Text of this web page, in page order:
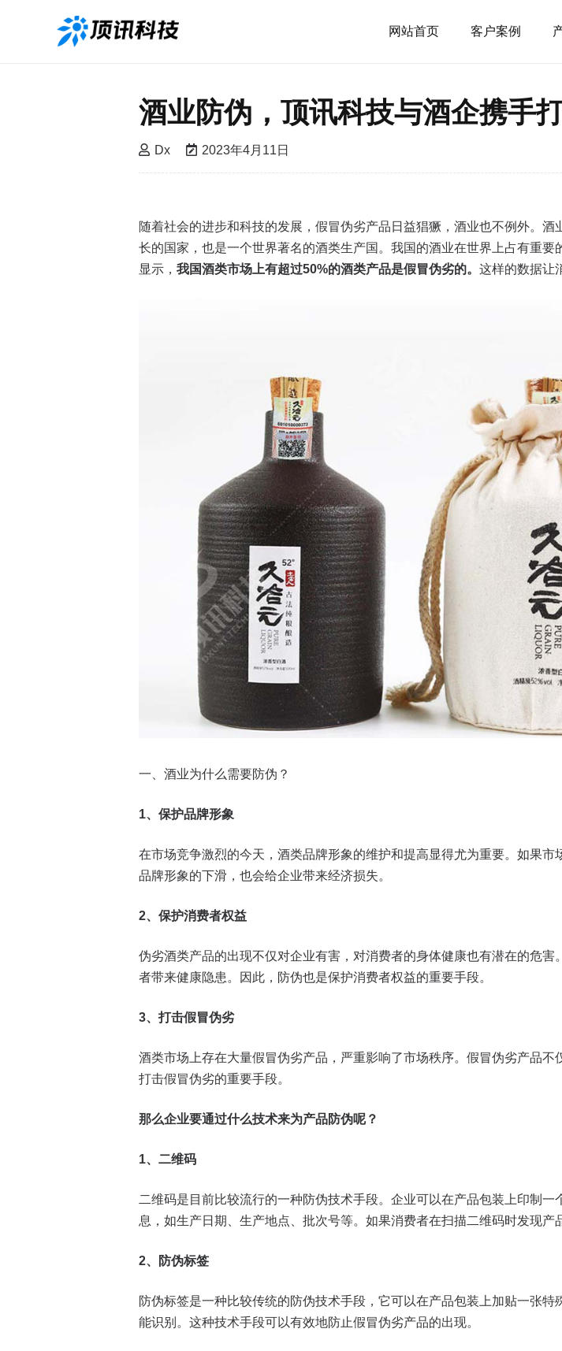
网站首页 客户案例
酒业防伪，顶讯科技与酒企携手
Dx 2023年4月11日
随着社会的进步和科技的发展，假冒伪劣产品日益猖獗，酒业也不例外。
长的国家，也是一个世界著名的酒类生产国。我国的酒业在世界上占有重
显示， 我国酒类市场上有超过50%的酒类产品是假冒伪劣的。 这样的数据让
一、酒业为什么需要防伪？
1、保护品牌形象
在市场竞争激烈的今天，酒类品牌形象的维护和提高显得尤为重要。如果
品牌形象的下滑，也会给企业带来经济损失。
2、保护消费者权益
伪劣酒类产品的出现不仅对企业有害，对消费者的身体健康也有潜在的危
者带来健康隐患。因此，防伪也是保护消费者权益的重要手段。
3、打击假冒伪劣
酒类市场上存在大量假冒伪劣产品，严重影响了市场秩序。假冒伪劣产品
打击假冒伪劣的重要手段。
那么企业要通过什么技术来为产品防伪呢？
1、二维码
二维码是目前比较流行的一种防伪技术手段。企业可以在产品包装上印制
息，如生产日期、生产地点、批次号等。如果消费者在扫描二维码时发现
2、防伪标签
防伪标签是一种比较传统的防伪技术手段，它可以在产品包装上加贴一张
能识别。这种技术手段可以有效地防止假冒伪劣产品的出现。